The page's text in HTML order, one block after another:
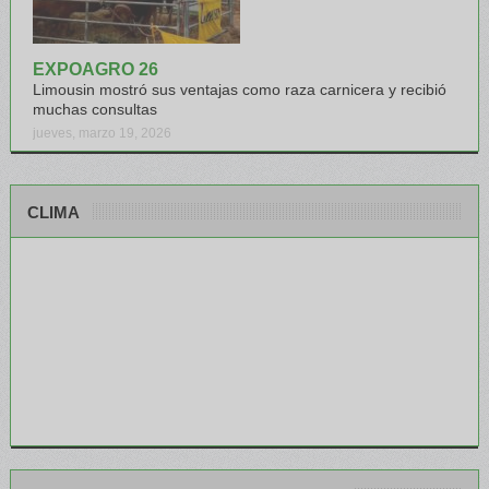
EXPOAGRO 26
Limousin mostró sus ventajas como raza carnicera y recibió
muchas consultas
jueves, marzo 19, 2026
CLIMA